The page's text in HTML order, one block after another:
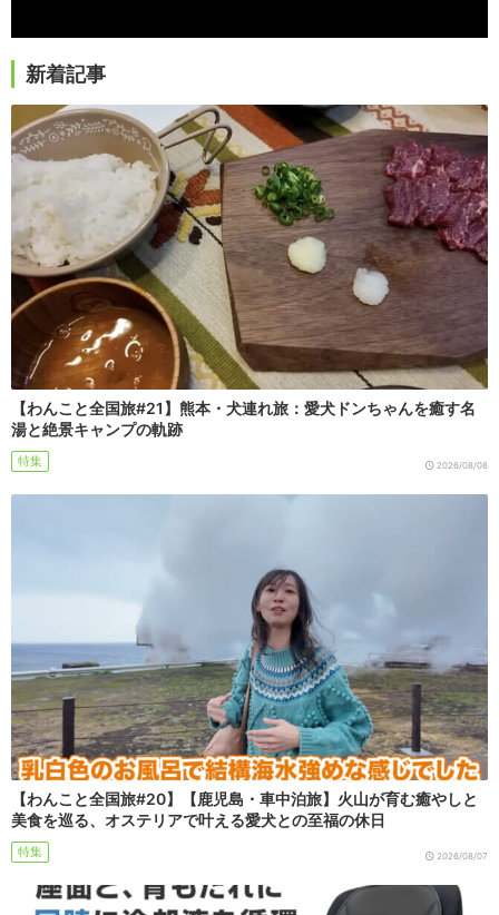
新着記事
【わんこと全国旅#21】熊本・犬連れ旅：愛犬ドンちゃんを癒す名
湯と絶景キャンプの軌跡
特集 2026/08/08
【わんこと全国旅#20】【鹿児島・車中泊旅】火山が育む癒やしと
美食を巡る、オステリアで叶える愛犬との至福の休日
特集 2026/08/07